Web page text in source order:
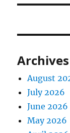
Archives
August
July 2026
June 2026
May 2026